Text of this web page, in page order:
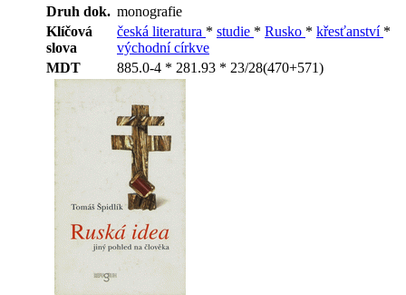
Druh dok. monografie
Klíčová
slova
česká literatura * studie * Rusko * křesťanství *
východní církve
MDT
885.0-4 * 281.93 * 23/28(470+571)